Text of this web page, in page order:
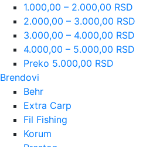
1.000,00 – 2.000,00 RSD
2.000,00 – 3.000,00 RSD
3.000,00 – 4.000,00 RSD
4.000,00 – 5.000,00 RSD
Preko 5.000,00 RSD
Brendovi
Behr
Extra Carp
Fil Fishing
Korum